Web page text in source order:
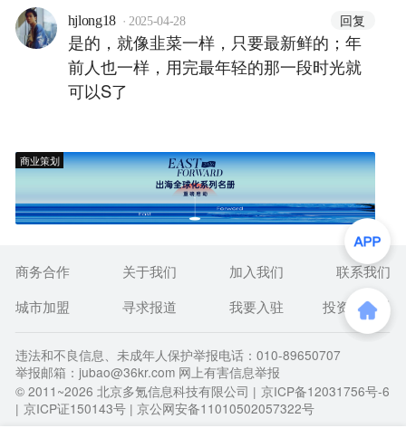
hjlong18 · 2025-04-28 回复
是的，就像韭菜一样，只要最新鲜的；年
前人也一样，用完最年轻的那一段时光就
可以S了
商业策划
商务合作 关于我们 加入我们
联系我们
城市加盟
寻求报道 我要入驻 投资者关系
违法和不良信息、未成年人保护举报电话：010-89650707
举报邮箱：jubao@36kr.com 网上有害信息举报
© 2011~2026 北京多氪信息科技有限公司 | 京ICP备12031756号-6
| 京ICP证150143号 | 京公网安备11010502057322号